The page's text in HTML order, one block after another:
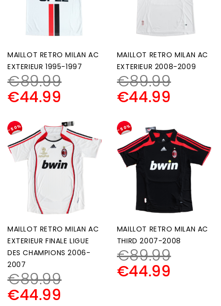
MAILLOT RETRO MILAN AC
EXTERIEUR 1995-1997
€89.99
€44.99
MAILLOT RETRO MILAN AC
EXTERIEUR 2008-2009
€89.99
€44.99
-50%
MAILLOT RETRO MILAN AC
EXTERIEUR FINALE LIGUE
DES CHAMPIONS 2006-
2007
€89.99
€44.99
-50%
MAILLOT RETRO MILAN AC
THIRD 2007-2008
€89.99
€44.99